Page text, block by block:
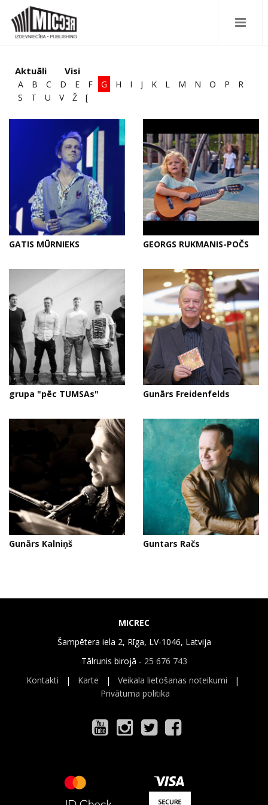
Aktuāli Visi
A B C D E F G H I J K L M N O P
R
S
T U V Ž [
GATIS MŪRNIEKS GEORGS RUKMANIS-POČS
grupa "pēc TUMSAs" Gunārs Freidenfelds
Gunārs Kalniņš Guntars Račs
MICREC
Šampētera iela 2, Rīga, LV-1046, Latvija
Tālrunis birojā - 25 676 743
Kontakti | Karte | Veikala lietošanas noteikumi |
Privātuma politika